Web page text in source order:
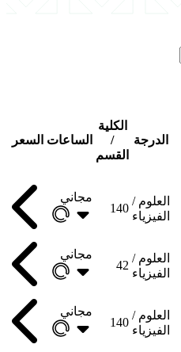
الدرجة
الكلية
/
القسم
الساعات السعر
العلوم /
الفيزياء
140
مجاني
العلوم /
الفيزياء
42
مجاني
العلوم /
الفيزياء
140
مجاني